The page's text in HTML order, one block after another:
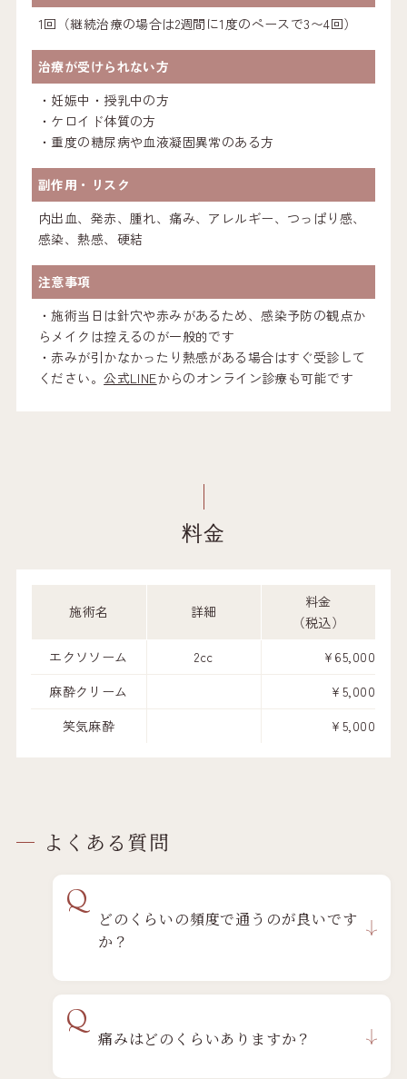
1回（継続治療の場合は2週間に1度のペースで3〜4回）
治療が受けられない方
・妊娠中・授乳中の方
・ケロイド体質の方
・重度の糖尿病や血液凝固異常のある方
副作用・リスク
内出血、発赤、腫れ、痛み、アレルギー、つっぱり感、
感染、熱感、硬結
注意事項
・施術当日は針穴や赤みがあるため、感染予防の観点か
らメイクは控えるのが一般的です
・赤みが引かなかったり熱感がある場合はすぐ受診して
ください。公式LINEからのオンライン診療も可能です
料金
施術名 詳細
料金
（税込）
エクソソーム
2cc
¥65,000
麻酔クリーム
¥5,000
笑気麻酔
¥5,000
よくある質問
Q
どのくらいの頻度で通うのが良いです
か？
Q 痛みはどのくらいありますか？